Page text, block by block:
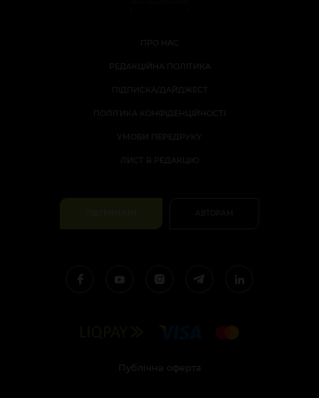
ПРО НАС
РЕДАКЦІЙНА ПОЛІТИКА
ПІДПИСКА/ДАЙДЖЕСТ
ПОЛІТИКА КОНФІДЕНЦІЙНОСТІ
УМОВИ ПЕРЕДРУКУ
ЛИСТ В РЕДАКЦІЮ
Публічна оферта